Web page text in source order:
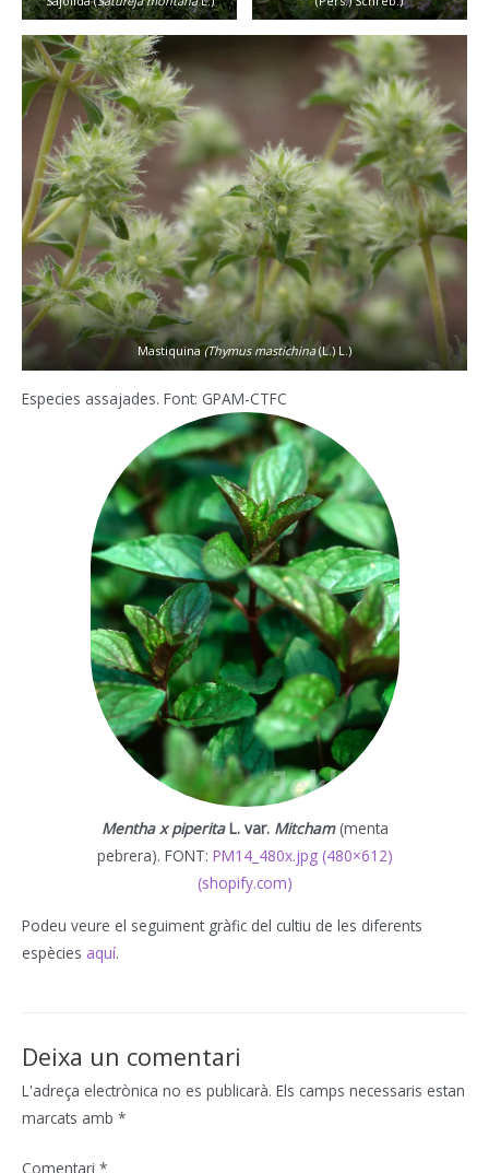
Mastiquina (Thymus mastichina(L.) L.)
Especies assajades. Font: GPAM-CTFC
Mentha x piperitaL. var. Mitcham (menta
pebrera). FONT: PM14_480x.jpg (480×612)
(shopify.com)
Podeu veure el seguiment gràfic del cultiu de les diferents
espècies aquí.
Deixa un comentari
L'adreça electrònica no es publicarà. Els camps necessaris estan
marcats amb *
Comentari *